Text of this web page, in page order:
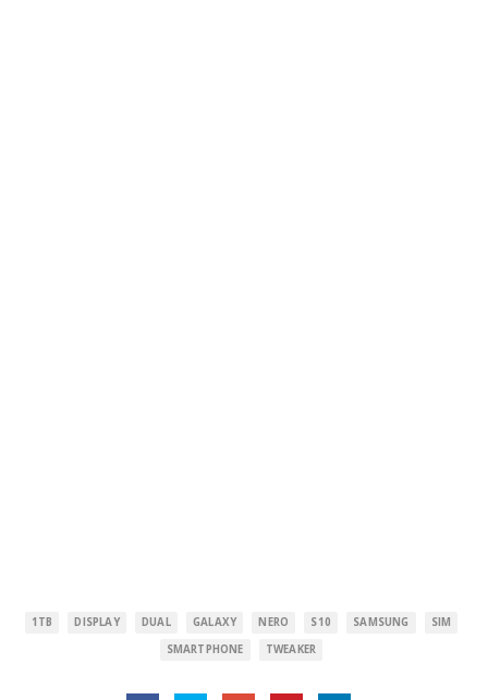
1TB DISPLAY DUAL GALAXY NERO S10 SAMSUNG
SIM
SMARTPHONE
TWEAKER